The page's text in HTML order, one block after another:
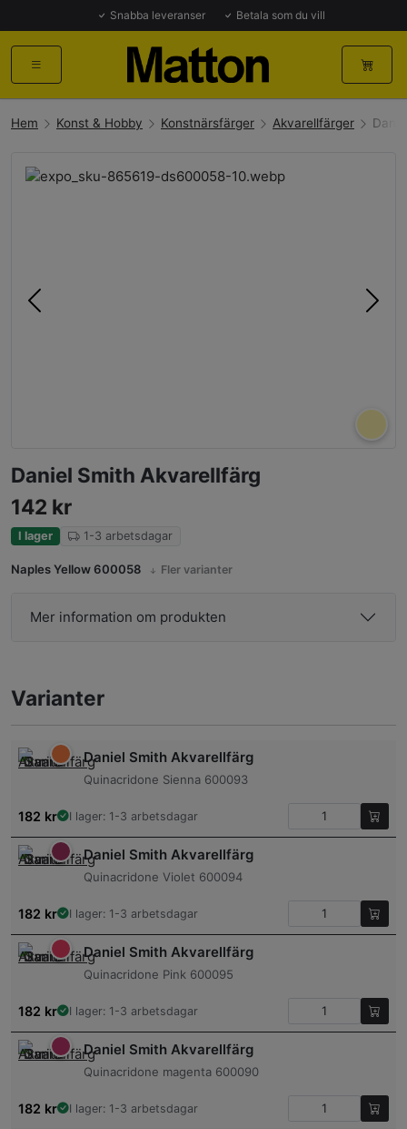
Snabba leveranser Betala som du vill
Hem Konst & Hobby Konstnärsfärger Akvarellfärger
Föregående Nästa
Daniel Smith Akvarellfärg
142 kr
I lager 1-3 arbetsdagar
Naples Yellow 600058 Fler varianter
Mer information om produkten
Varianter
Daniel Smith Akvarellfärg
Quinacridone Sienna 600093
182 kr I lager: 1-3 arbetsdagar
Daniel Smith Akvarellfärg
Quinacridone Violet 600094
182 kr I lager: 1-3 arbetsdagar
Daniel Smith Akvarellfärg
Quinacridone Pink 600095
182 kr I lager: 1-3 arbetsdagar
Daniel Smith Akvarellfärg
Quinacridone magenta 600090
182 kr I lager: 1-3 arbetsdagar